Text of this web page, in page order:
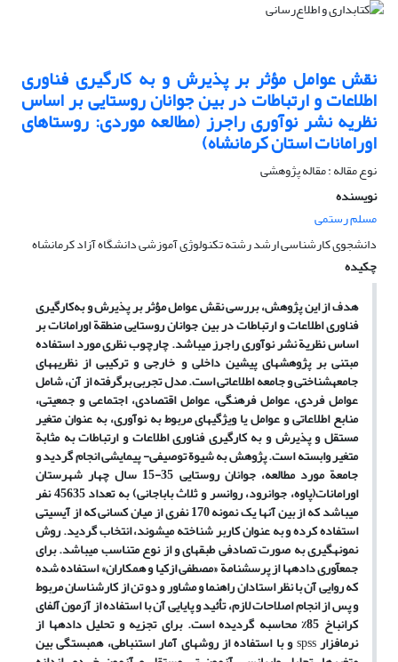
نقش عوامل مؤثر بر پذیرش و به کارگیری فناوری
اطلاعات و ارتباطات در بین جوانان روستایی بر اساس
نظریه نشر نوآوری راجرز (مطالعه موردی: روستاهای
اورامانات استان کرمانشاه)
نوع مقاله : مقاله پژوهشی
نویسنده
مسلم رستمی
دانشجوی کارشناسی ارشد رشته تکنولوژی آموزشی دانشگاه آزاد کرمانشاه
چکیده
هدف از این پژوهش، بررسی نقشعوامل مؤثربرپذیرشوبه‌کارگیری
فناوریاطلاعاتوارتباطاتدر بین جوانان روستایی منطقة اورامانات بر
اساس نظریة نشر نوآوری راجرز میباشد. چارچوبنظریمورداستفاده
مبتنی بر پژوهشهای پیشین داخلی و خارجی و ترکیبی از نظریههای
جامعهشناختیوجامعهاطلاعاتیاست.مدلتجربیبرگرفتهازآن، شامل
عوامل فردی، عوامل فرهنگی، عوامل اقتصادی، اجتماعی و جمعیتی،
منابع اطلاعاتی و عوامل یا ویژگیهای مربوط به نوآوری، به عنوان متغیر
مستقل و پذیرش و به کارگیری فناوری اطلاعات و ارتباطات به مثابة
متغیر وابسته است. پژوهشبهشیوةتوصیفی-پیمایشیانجام گردید و
جامعة مورد مطالعه، جوانان روستایی 35-15 سال چهار شهرستان
اورامانات(پاوه، جوانرود، روانسر و ثلاث باباجانی) به تعداد 45635 نفر
میباشد که از بین آنها یک نمونه 170 نفری از میان کسانی که از آی سیتی
استفاده کرده و به عنوان کاربر شناخته میشوند، انتخاب گردید. روش
نمونهگیری به صورت تصادفی طبقهای و از نوع متناسب میباشد. برای
جمعآوری دادهها از پرسشنامة «مصطفی ازکیا و همکاران» استفاده شده
که روایی آن با نظر استادان راهنما و مشاور و دو تن از کارشناسان مربوط
و پس از انجام اصلاحات لازم، تأئید و پایایی آن با استفاده از آزمون آلفای
کرانباخ 85% محاسبه گردیده است. برای تجزیه و تحلیل داده ها از
نرمافزارspssو با استفاده از روشهای آمار استنباطی، همبستگی بین